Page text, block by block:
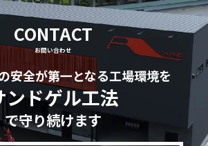
CONTACT
お問い合わせ
安全が第一となる工場環境を
ンドゲル工法
で守り続けます